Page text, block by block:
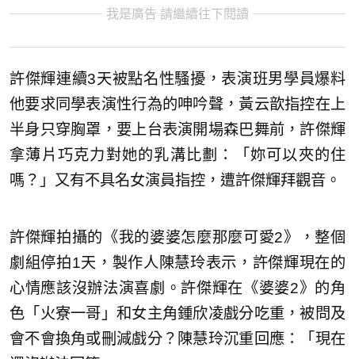
我是廣告 請繼續往下閱讀
許傑輝連續3天被點名性騷擾，表演班男學員爆料
他要求同學表演性行為的呻吟聲，黃云歆指控在上
半身只穿胸罩，要上台表演開場森巴舞前，許傑輝
拿薄片巧克力對她的乳溝比劃：「妳可以夾的住
嗎？」又有不具名女演員指控，遭許傑輝拜觀音。
許傑輝拍攝的《我的婆婆怎麼那麼可愛2》，整個
劇組停拍1天，製作人陳慧玲表示，許傑輝現在的
心情應該沒辦法演喜劇。許傑輝在《婆婆2》的角
色「火寮一哥」和女主角鍾欣凌戲分吃重，被問及
會不會換角或刪減戲分？陳慧玲沉重回應：「現在